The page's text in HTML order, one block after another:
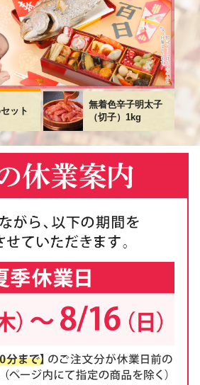
ット
無着色辛子明太子
（切子）1kg